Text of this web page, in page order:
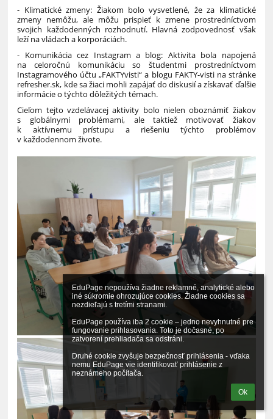
EduPage nepoužíva žiadne reklamné, analytické alebo
iné súkromie ohrozujúce cookies. Žiadne cookies sa
nezdieľajú s tretími stranami.
EduPage používa iba 2 cookie – jedno nevyhnutné pre
fungovanie prihlasovania. Toto je dočasné, po
zatvorení prehliadača sa odstráni.
Druhé cookie zvyšuje bezpečnosť prihlásenia - vďaka
nemu EduPage vie identifikovať prihlásenie z
neznámeho počítača.
Ok
- Klimatické zmeny: Žiakom bolo vysvetlené, že za klimatické
zmeny nemôžu, ale môžu prispieť k zmene prostredníctvom
svojich každodenných rozhodnutí. Hlavná zodpovednosť však
leží na vládach a korporáciách.
- Komunikácia cez Instagram a blog: Aktivita bola napojená
na celoročnú komunikáciu so študentmi prostredníctvom
Instagramového účtu „FAKTYvisti“ a blogu FAKTY-visti na stránke
refresher.sk, kde sa žiaci mohli zapájať do diskusií a získavať ďalšie
informácie o týchto dôležitých témach.
Cieľom tejto vzdelávacej aktivity bolo nielen oboznámiť žiakov
s globálnymi problémami, ale taktiež motivovať žiakov
k aktívnemu prístupu a riešeniu týchto problémov
v každodennom živote.